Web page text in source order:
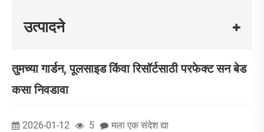
उत्पादने
तुमच्या गार्डन, पूलसाइड किंवा रिसॉर्टसाठी परफेक्ट सन बेड
कसा निवडावा
2026-01-12 5
मला एक संदेश द्या